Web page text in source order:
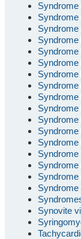
Syndrome
Syndrome
Syndrome
Syndrome
Syndrome
Syndrome
Syndrome
Syndrome
Syndrome
Syndrome
Syndrome
Syndrome
Synovite